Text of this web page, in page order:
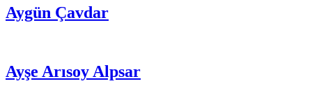
Aygün Çavdar
Ayşe Arısoy Alpsar